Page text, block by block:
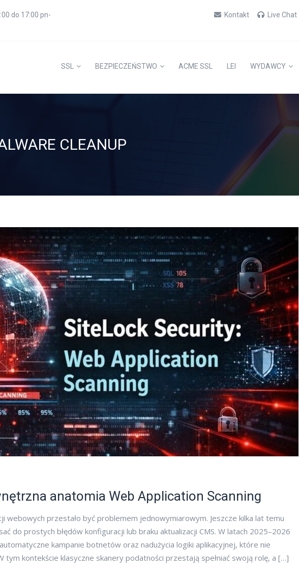
do 17:00 pn-
Kontakt Live Chat
SSL BEZPIECZEŃSTWO ACME SSL LEI WYDAWCY
CLEANUP
anatomia Web Application Scanning
webowych przestało być problemem jednowymiarowym. Jeszcze kilka lat temu
do prostych błędów konfiguracji lub braku aktualizacji CMS. W latach 2025–2026
kampanie botnetów oraz nadużycia logiki aplikacyjnej, które nie
kontekście klasyczne skanery podatności przestają spełniać swoją rolę, a […]